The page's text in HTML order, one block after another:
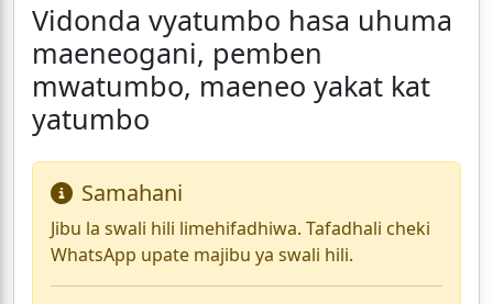
Vidonda vyatumbo hasa uhuma
maeneogani, pemben
mwatumbo, maeneo yakat kat
yatumbo
Samahani
Jibu la swali hili limehifadhiwa. Tafadhali cheki
WhatsApp upate majibu ya swali hili.